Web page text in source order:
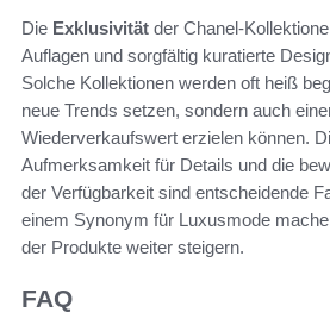
Die Exklusivität der Chanel-
Auflagen und sorgfältig kuratierte
Solche Kollektionen werden oft heiß
neue Trends setzen, sondern auch
Wiederverkaufswert erzielen können.
Aufmerksamkeit für Details und die
der Verfügbarkeit sind entscheidende
einem Synonym für Luxusmode
der Produkte weiter steigern.
FAQ